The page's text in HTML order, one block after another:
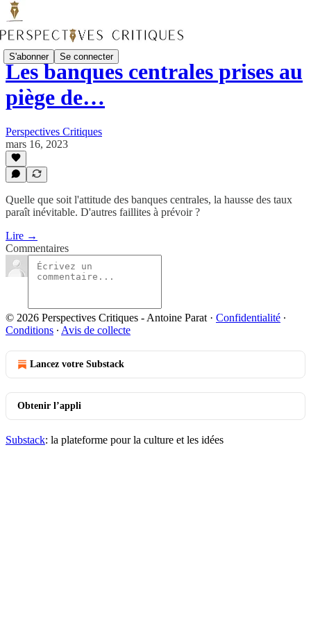
S'abonner Se connecter
Les banques centrales prises au
piège de…
Perspectives Critiques
mars 16, 2023
Quelle que soit l'attitude des banques centrales, la hausse des taux
paraît inévitable. D'autres faillites à prévoir ?
Lire →
Commentaires
© 2026 Perspectives Critiques - Antoine Parat · Confidentialité ∙
Conditions ∙ Avis de collecte
Lancez votre Substack
Obtenir l’appli
Substack: la plateforme pour la culture et les idées